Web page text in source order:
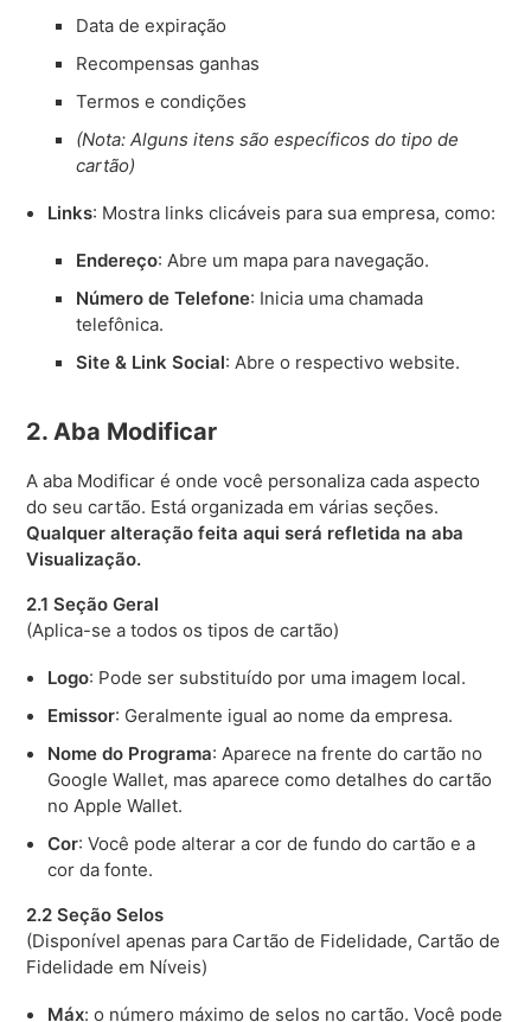
Data de expiração
Recompensas ganhas
Termos e condições
(Nota: Alguns itens são específicos do tipo de
cartão)
Links: Mostra links clicáveis para sua empresa, como:
Endereço: Abre um mapa para navegação.
Número de Telefone: Inicia uma chamada
telefônica.
Site & Link Social: Abre o respectivo website.
2. Aba Modificar
A aba Modificar é onde você personaliza cada aspecto
do seu cartão. Está organizada em várias seções.
Qualquer alteração feita aqui será refletida na aba
Visualização.
2.1 Seção Geral
(Aplica-se a todos os tipos de cartão)
Logo: Pode ser substituído por uma imagem local.
Emissor: Geralmente igual ao nome da empresa.
Nome do Programa: Aparece na frente do cartão no
Google Wallet, mas aparece como detalhes do cartão
no Apple Wallet.
Cor: Você pode alterar a cor de fundo do cartão e a
cor da fonte.
2.2 Seção Selos
(Disponível apenas para Cartão de Fidelidade, Cartão de
Fidelidade em Níveis)
Máx: o número máximo de selos no cartão. Você pode